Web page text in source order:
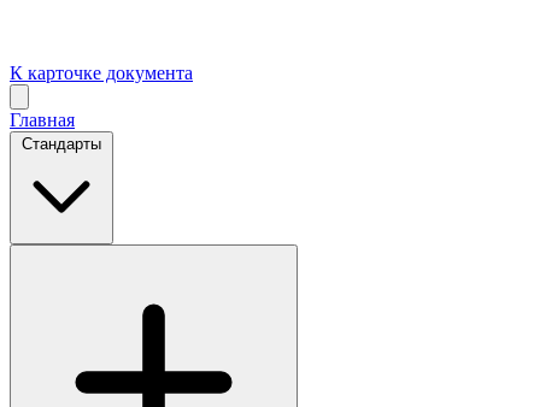
К карточке документа
Главная
Стандарты